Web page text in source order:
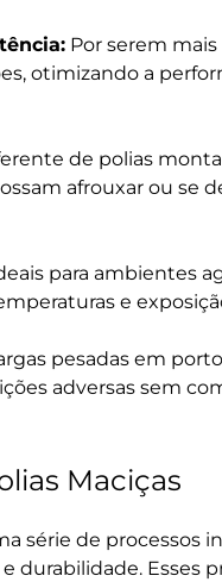
Por serem
otimizando a
de polias
afrouxar ou se
para ambientes
e
pesadas em
adversas sem
Maciças
série de processos
durabilidade. Esses